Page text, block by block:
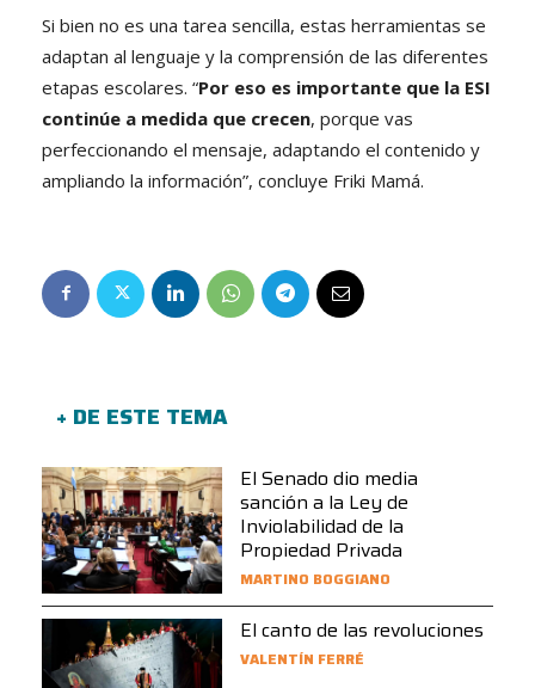
Si bien no es una tarea sencilla, estas herramientas se
adaptan al lenguaje y la comprensión de las diferentes
etapas escolares. “Por eso es importante que la ESI
continúe a medida que crecen, porque vas
perfeccionando el mensaje, adaptando el contenido y
ampliando la información”, concluye Friki Mamá.
+ DE ESTE TEMA
El Senado dio media
sanción a la Ley de
Inviolabilidad de la
Propiedad Privada
MARTINO BOGGIANO
El canto de las revoluciones
VALENTÍN FERRÉ